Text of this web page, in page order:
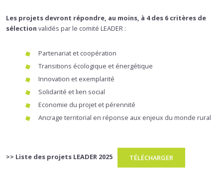
Les projets devront répondre, au moins, à 4 des 6 critères de
sélection validés par le comité LEADER :
Partenariat et coopération
Transitions écologique et énergétique
Innovation et exemplarité
Solidarité et lien social
Economie du projet et pérennité
Ancrage territorial en réponse aux enjeux du monde rural
>> Liste des projets LEADER 2025 TÉLÉCHARGER